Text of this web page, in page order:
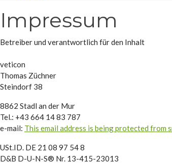
Impressum
Betreiber und verantwortlich für den Inhalt
veticon
Thomas Züchner
Steindorf 38
8862 Stadl an der Mur
Tel.: +43 664 14 83 787
e-mail: This email address is being protected from
USt.ID. DE 21 08 97 54 8
D&B D-U-N-S® Nr. 13-415-23013